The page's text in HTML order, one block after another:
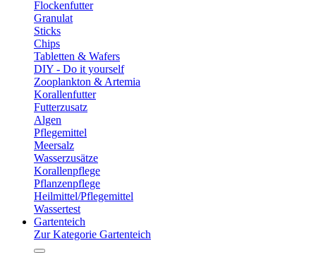
Flockenfutter
Granulat
Sticks
Chips
Tabletten & Wafers
DIY - Do it yourself
Zooplankton & Artemia
Korallenfutter
Futterzusatz
Algen
Pflegemittel
Meersalz
Wasserzusätze
Korallenpflege
Pflanzenpflege
Heilmittel/Pflegemittel
Wassertest
Gartenteich
Zur Kategorie Gartenteich